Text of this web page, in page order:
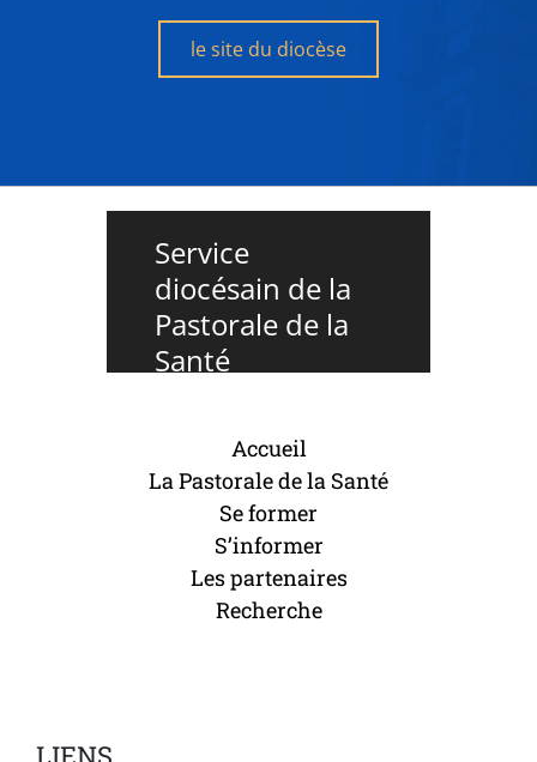
le site du diocèse
Service
diocésain de la
Pastorale de la
Santé
Accueil
La Pastorale de la Santé
Se former
S’informer
Les partenaires
Recherche